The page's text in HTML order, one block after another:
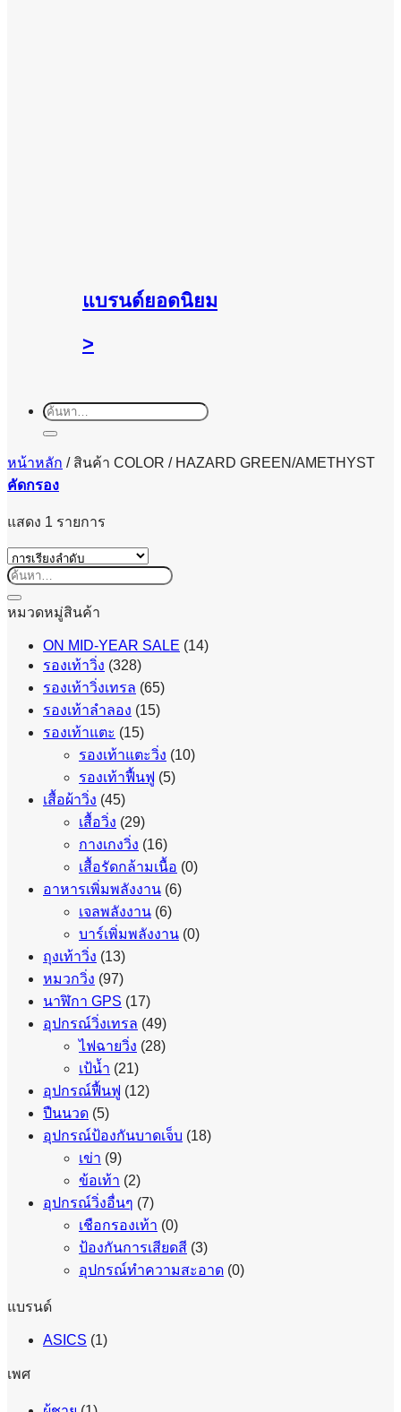
แบรนด์ยอดนิยม
>
ค้นหา:
หน้าหลัก /สินค้า COLOR /HAZARD GREEN/AMETHYST
คัดกรอง
แสดง 1 รายการ
ค้นหา:
หมวดหมู่สินค้า
ON MID-YEAR SALE (14)
รองเท้าวิ่ง (328)
รองเท้าวิ่งเทรล (65)
รองเท้าลำลอง (15)
รองเท้าแตะ (15)
รองเท้าแตะวิ่ง (10)
รองเท้าฟื้นฟู (5)
เสื้อผ้าวิ่ง (45)
เสื้อวิ่ง (29)
กางเกงวิ่ง (16)
เสื้อรัดกล้ามเนื้อ (0)
อาหารเพิ่มพลังงาน (6)
เจลพลังงาน (6)
บาร์เพิ่มพลังงาน (0)
ถุงเท้าวิ่ง (13)
หมวกวิ่ง (97)
นาฬิกา GPS (17)
อุปกรณ์วิ่งเทรล (49)
ไฟฉายวิ่ง (28)
เป้น้ำ (21)
อุปกรณ์ฟื้นฟู (12)
ปืนนวด (5)
อุปกรณ์ป้องกันบาดเจ็บ (18)
เข่า (9)
ข้อเท้า (2)
อุปกรณ์วิ่งอื่นๆ (7)
เชือกรองเท้า (0)
ป้องกันการเสียดสี (3)
อุปกรณ์ทำความสะอาด (0)
แบรนด์
ASICS (1)
เพศ